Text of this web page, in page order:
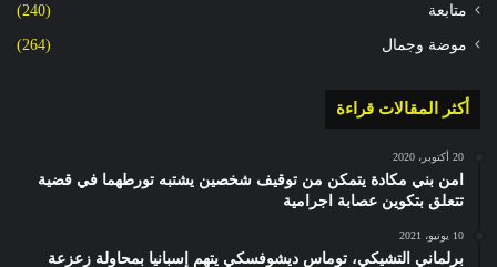
متابعة (240)
موضة وجمال (264)
أكثر المقالات قراءة
20 أكتوبر، 2020
امن بني مكادة يتمكن من توقيف شخصين يشتبه تورطهما في قضية
تتعلق بتكوين عصابة اجرامية
10 يونيو، 2021
برلماني التشيكي، توماس ديشوفسكي يتهم إسبانيا بمحاولة زعزعة